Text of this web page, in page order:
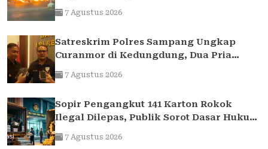
Donomulyo Surabaya
7 Agustus 2026
Satreskrim Polres Sampang Ungkap
Curanmor di Kedungdung, Dua Pria
Diamankan
7 Agustus 2026
Sopir Pengangkut 141 Karton Rokok
Ilegal Dilepas, Publik Sorot Dasar Hukum
Bea Cukai Juanda
7 Agustus 2026